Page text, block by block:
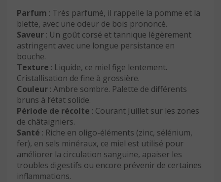
Parfum : Très parfumé, il rappelle la pomme et la
blette, avec une odeur de bois prononcé.
Saveur : Un goût corsé et tannique légèrement
astringent avec une longue persistance en
bouche.
Texture : Liquide, ce miel fige lentement.
Cristallisation de fine à grossière.
Couleur : Ambre sombre. Palette de différents
bruns à l’état solide.
Période de récolte : Courant Juillet sur les zones
de châtaigniers.
Santé : Riche en oligo-éléments (zinc, sélénium,
fer), en sels minéraux, ce miel est utilisé pour
améliorer la circulation sanguine, apaiser les
troubles digestifs ou encore prévenir de certaines
inflammations.